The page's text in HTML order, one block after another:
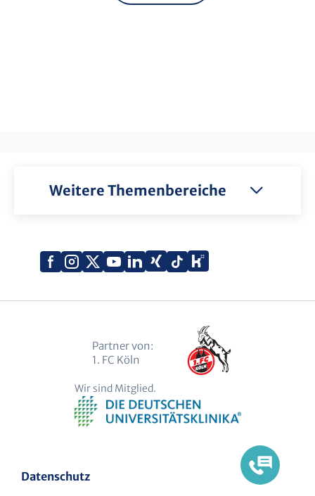
Weitere Themenbereiche
Facebook
Instagram
X
YouTube
LinkedIn
Xing TiktokKununu
Datenschutz
Partner von:
1. FC Köln
Wir sind Mitglied.